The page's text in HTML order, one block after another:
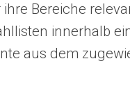
Bereiche
innerhalb
aus dem